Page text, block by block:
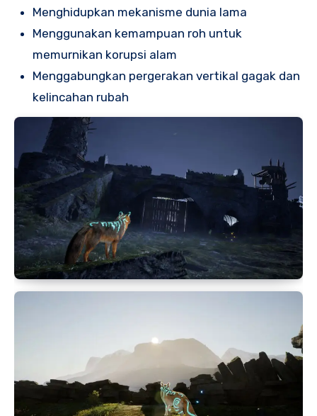
Menghidupkan mekanisme dunia lama
Menggunakan kemampuan roh untuk
memurnikan korupsi alam
Menggabungkan pergerakan vertikal gagak dan
kelincahan rubah